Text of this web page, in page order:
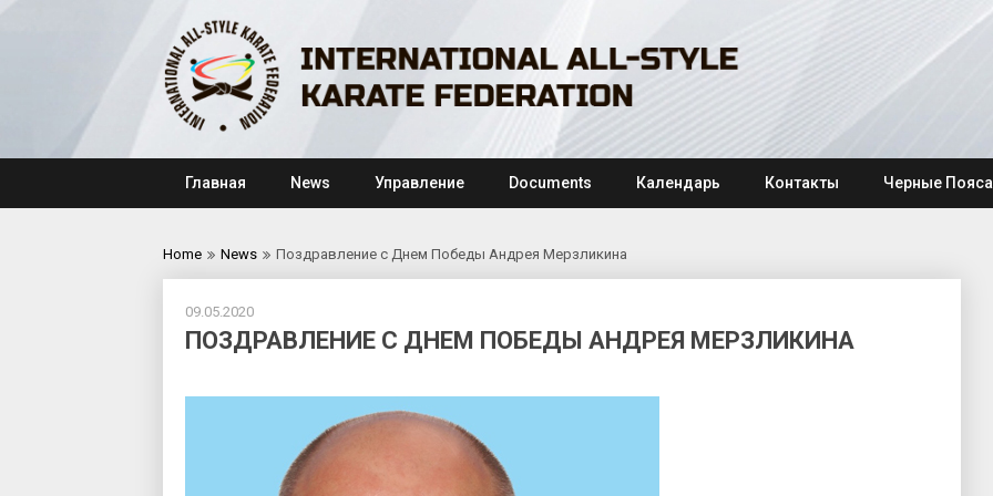
Главная News Управление Documents Календарь Контакты Черные Пояса
Home News Поздравление с Днем Победы Андрея Мерзликина
09.05.2020
ПОЗДРАВЛЕНИЕ С ДНЕМ ПОБЕДЫ АНДРЕЯ МЕРЗЛИКИНА